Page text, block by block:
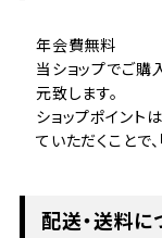
年会費無料
当ショップでご
元致します。
ショップポイント
ていただくことで
配送・送料に